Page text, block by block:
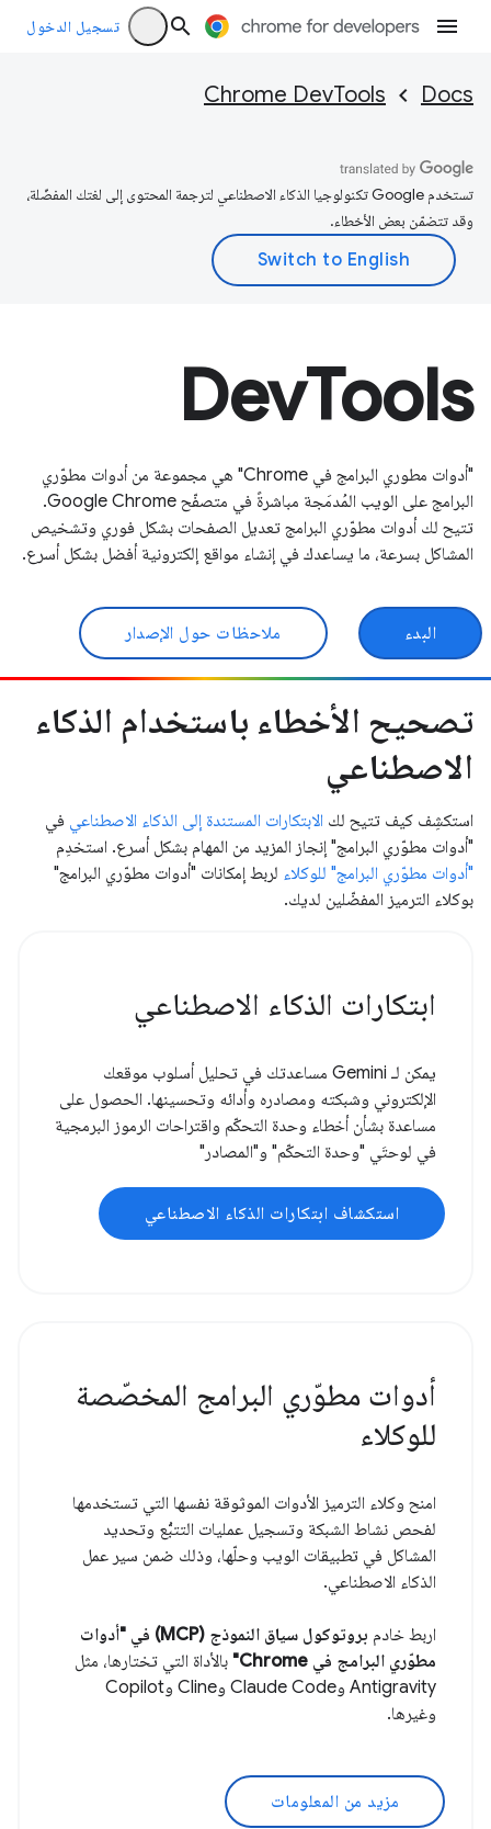
تسجيل الدخول
Docs
Chrome DevTools
تستخدم Google تكنولوجيا الذكاء الاصطناعي لترجمة المحتوى إلى لغتك المفضّلة،
وقد تتضمّن بعض الأخطاء.
DevTools
"أدوات مطوري البرامج في Chrome" هي مجموعة من أدوات مطوّري
البرامج على الويب المُدمَجة مباشرةً في متصفّح Google Chrome.
تتيح لك أدوات مطوّري البرامج تعديل الصفحات بشكل فوري وتشخيص
المشاكل بسرعة، ما يساعدك في إنشاء مواقع إلكترونية أفضل بشكل أسرع.
البدء ملاحظات حول الإصدار
تصحيح الأخطاء باستخدام الذكاء
الاصطناعي
استكشِف كيف تتيح لك الابتكارات المستندة إلى الذكاء الاصطناعي في
"أدوات مطوّري البرامج" إنجاز المزيد من المهام بشكل أسرع. استخدِم
"أدوات مطوّري البرامج" للوكلاء لربط إمكانات "أدوات مطوّري البرامج"
بوكلاء الترميز المفضّلين لديك.
ابتكارات الذكاء الاصطناعي
يمكن لـ Gemini مساعدتك في تحليل أسلوب موقعك
الإلكتروني وشبكته ومصادره وأدائه وتحسينها. الحصول على
مساعدة بشأن أخطاء وحدة التحكّم واقتراحات الرموز البرمجية
في لوحتَي "وحدة التحكّم" و"المصادر"
استكشاف ابتكارات الذكاء الاصطناعي
أدوات مطوّري البرامج المخصّصة
للوكلاء
امنح وكلاء الترميز الأدوات الموثوقة نفسها التي تستخدمها
لفحص نشاط الشبكة وتسجيل عمليات التتبُّع وتحديد
المشاكل في تطبيقات الويب وحلّها، وذلك ضمن سير عمل
الذكاء الاصطناعي.
اربط خادم
بروتوكول سياق النموذج (MCP) في "أدوات
مطوّري البرامج في Chrome"
بالأداة التي تختارها، مثل
Antigravity وClaude Code وCline وCopilot
وغيرها.
مزيد من المعلومات